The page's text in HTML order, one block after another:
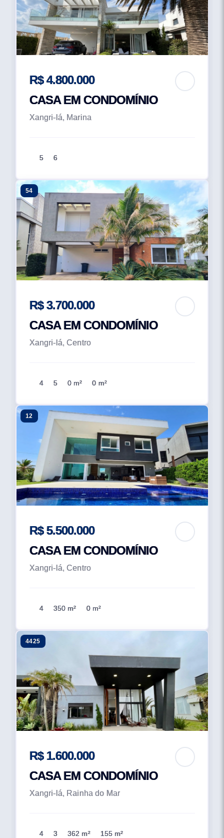
R$ 4.800.000
CASA EM CONDOMÍNIO
Xangri-lá, Marina
5 6
54
R$ 3.700.000
CASA EM CONDOMÍNIO
Xangri-lá, Centro
4 5 0 m² 0 m²
12
R$ 5.500.000
CASA EM CONDOMÍNIO
Xangri-lá, Centro
4 350 m² 0 m²
4425
R$ 1.600.000
CASA EM CONDOMÍNIO
Xangri-lá, Rainha do Mar
4 3 362 m² 155 m²